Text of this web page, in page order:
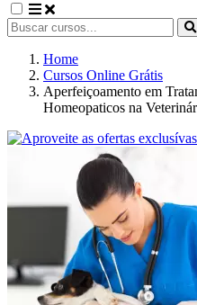
Home
Cursos Online Grátis
Aperfeiçoamento em
Homeopaticos na